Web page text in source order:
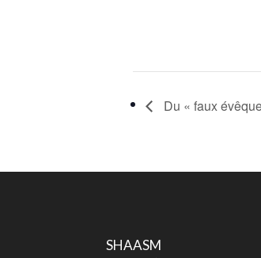
Du « faux
SHAASM